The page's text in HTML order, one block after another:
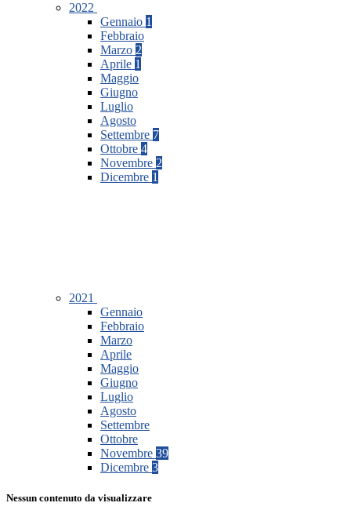
2022
Gennaio 1
Febbraio
Marzo 2
Aprile 1
Maggio
Giugno
Luglio
Agosto
Settembre 7
Ottobre 4
Novembre 2
Dicembre 1
2021
Gennaio
Febbraio
Marzo
Aprile
Maggio
Giugno
Luglio
Agosto
Settembre
Ottobre
Novembre 39
Dicembre 3
Nessun contenuto da visualizzare